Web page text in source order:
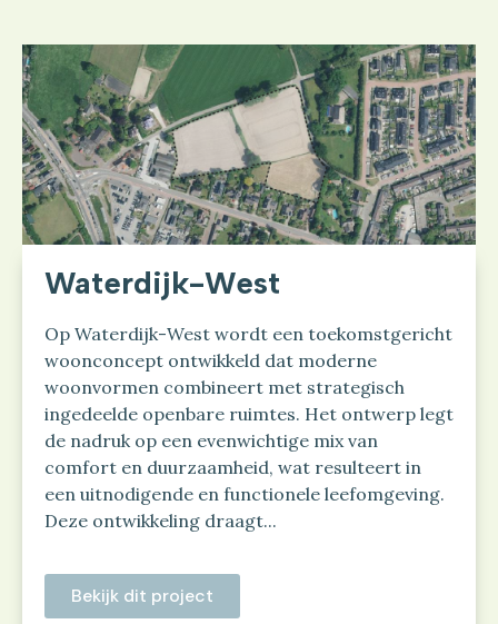
Waterdijk-West
Op Waterdijk-West wordt een toekomstgericht
woonconcept ontwikkeld dat moderne
woonvormen combineert met strategisch
ingedeelde openbare ruimtes. Het ontwerp legt
de nadruk op een evenwichtige mix van
comfort en duurzaamheid, wat resulteert in
een uitnodigende en functionele leefomgeving.
Deze ontwikkeling draagt...
Bekijk dit project